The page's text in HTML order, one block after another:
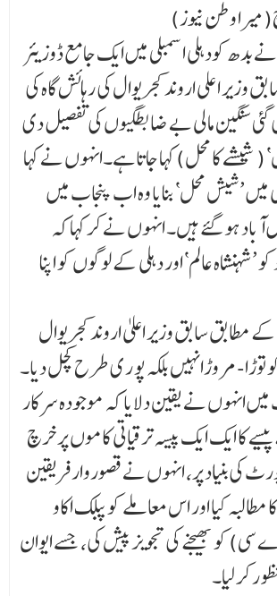
نے بدھ کودہلی اسمبلی میں ایک جامع ڈوزیئر
وزیر اعلی اروند کجریوال کی رہائش گاہ کی
گئی سنگین مالی بے ضابطگیوں کی تفصیل دی
(شیشے کا محل) کہا جاتا ہے۔انہوں نے کہا
’شیش محل‘ بنایا وہ اب پنجاب میں
2‘ میں آباد ہو گئے ہیں۔ انہوں نے کر کہا کہ
’شہنشاہ عالم‘ اور دہلی کے لوگوں کو اپنا
کے مطابق سابق وزیر اعلیٰ اروند کجریوال
مروڑانہیں بلکہ پو ر ی طرح کچل دیا۔
میں انہوں نے یقین دلایا کہ موجودہ سرکار
کا ایک ایک پیسہ ترقیاتی کاموں پر خرچ
بنیاد پر، انہوں نے قصوروار فر یقین
کیا اور اس معاملے کو پبلک اکاو
کو بھیجنے کی تجویز پیش کی، جسے ایوان
کر لیا۔